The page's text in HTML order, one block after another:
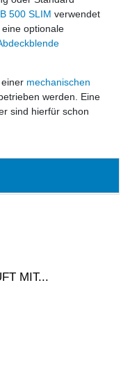
500 SLIM verwendet
optionale
mechanischen
werden. Eine
sind hierfür schon
MIT...